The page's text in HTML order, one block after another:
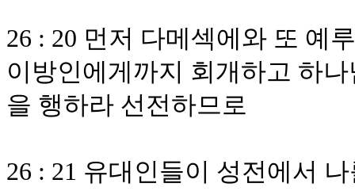
26 : 20 먼저 다메섹에와 또 예
이방인에게까지 회개하고 하
을 행하라 선전하므로
26 : 21 유대인들이 성전에서